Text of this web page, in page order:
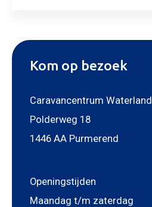
Kom op bezoek
Caravancentrum Waterland
Polderweg 18
1446 AA Purmerend
Openingstijden
Maandag t/m zaterdag